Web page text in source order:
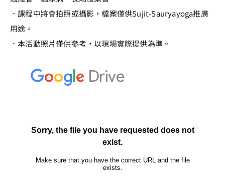
．課程中將會拍照或攝影，檔案僅供Sujit-Sauryayoga推廣
用途。
．本活動照片僅供參考，以現場實際提供為準。